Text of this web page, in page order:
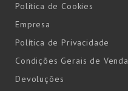
Política de Cookies
Empresa
Política de Privacidade
Condições Gerais de Venda
Devoluções